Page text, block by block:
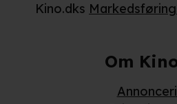
Kino.dks
Om